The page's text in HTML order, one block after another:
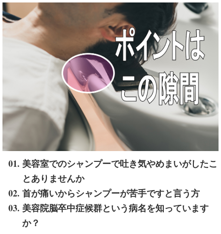
美容室でのシャンプーで吐き気やめまいがしたこ
とありませんか
首が痛いからシャンプーが苦手ですと言う方
美容院脳卒中症候群という病名を知っています
か？